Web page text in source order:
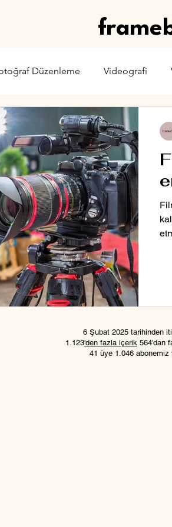
Düzenleme Videografi
Drone Karşılaştırma
6 Şubat 2025 tarihinden
1.123'den fazla içerik 564'dan
41 üye 1.046 abonemiz